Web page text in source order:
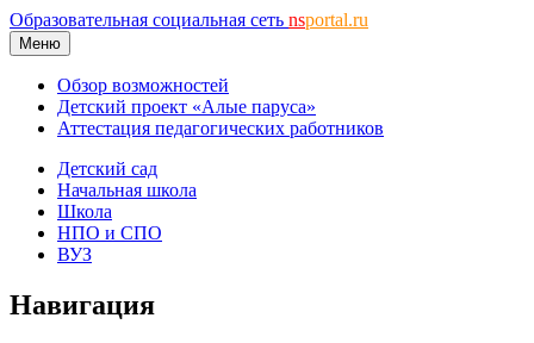
Образовательная социальная сеть nsportal.ru
Меню
Обзор возможностей
Детский проект «Алые паруса»
Аттестация педагогических работников
Детский сад
Начальная школа
Школа
НПО и СПО
ВУЗ
Навигация